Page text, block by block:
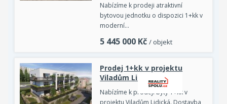
Nabízíme k prodeji atraktivní
bytovou jednotku o dispozici 1+kk v
moderní…
5 445 000 Kč / objekt
Prodej 1+kk v projektu
Viladům Lidická
Nabízíme k prodeji byty 1+kk v
projektu Viladům Lidická. Dostavba